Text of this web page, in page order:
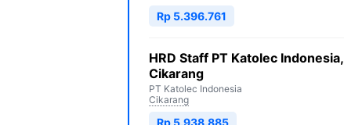
Rp 5.396.761
HRD Staff PT Katolec Indonesia,
Cikarang
PT Katolec Indonesia
Cikarang
Rp 5.938.885